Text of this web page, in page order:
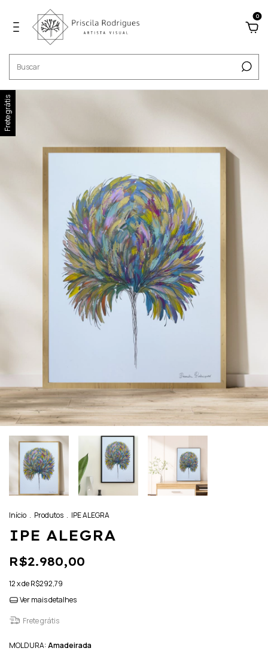
0
Frete grátis
Início . Produtos . IPE ALEGRA
IPE ALEGRA
R$2.980,00
12x deR$292,79
Ver mais detalhes
Frete grátis
MOLDURA:Amadeirada